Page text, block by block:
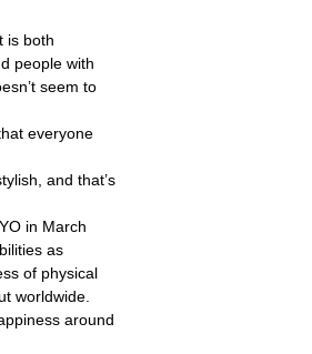
is both
people with
seem to
everyone
and that’s
in March
as
of physical
worldwide.
around